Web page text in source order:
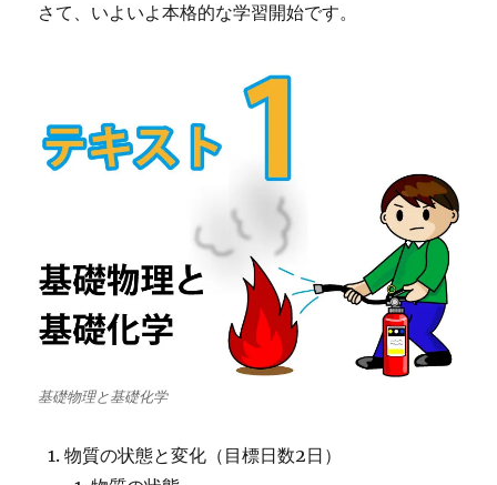
さて、いよいよ本格的な学習開始です。
基礎物理と基礎化学
物質の状態と変化（目標日数2日）